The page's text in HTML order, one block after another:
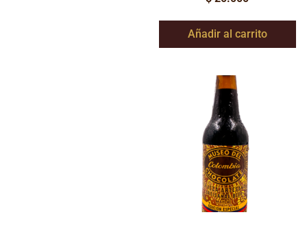
Añadir al carrito